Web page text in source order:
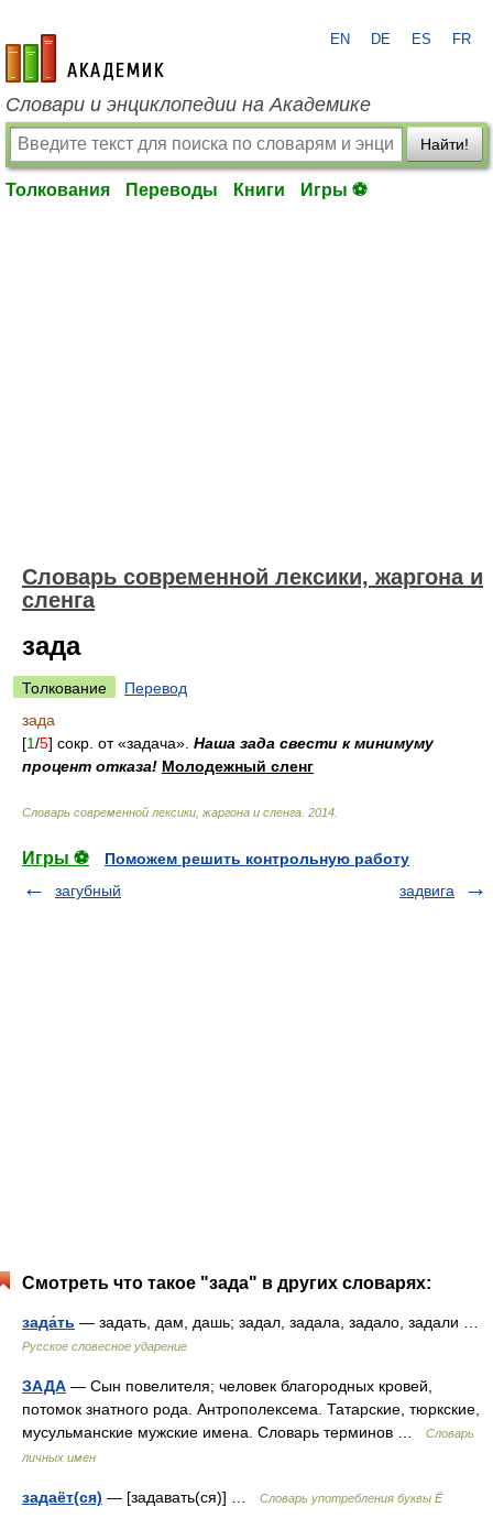
academic.ru
EN DE ES FR
Словари и энциклопедии на Академике
Найти!
Толкования Переводы Книги Игры ⚽
Cловарь современной лексики, жаргона и
сленга
зада
Толкование
Перевод
зада
[1/5] сокр. от «задача». Наша зада свести к минимуму
процент отказа! Молодежный сленг
Cловарь современной лексики, жаргона и сленга 2014
Игры ⚽
Поможем решить контрольную работу
загубный
задвига
Смотреть что такое "зада" в других словарях:
зада́ть — задать, дам, дашь; задал, задала, задало, задали …
Русское словесное ударение
ЗАДА — Сын повелителя; человек благородных кровей,
потомок знатного рода. Антрополексема. Татарские, тюркские,
мусульманские мужские имена. Словарь терминов …
Словарь
личных имен
задаёт(ся) — [задавать(ся)] … Словарь употребления буквы Ё